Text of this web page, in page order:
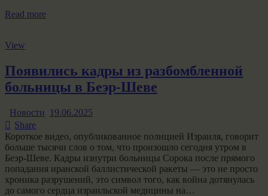
Read more
View
Появились кадры из разбомбленной
больницы в Беэр-Шеве
Новости
19.06.2025
Share
Короткое видео, опубликованное полицией Израиля, говорит
больше тысячи слов о том, что произошло сегодня утром в
Беэр-Шеве. Кадры изнутри больницы Сорока после прямого
попадания иранской баллистической ракеты — это не просто
хроника разрушений, это символ того, как война дотянулась
до самого сердца израильской медицины на…